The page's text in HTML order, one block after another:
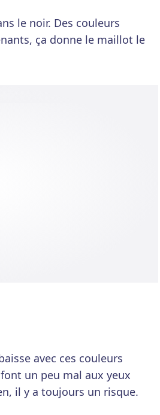
le noir. Des couleurs
ça donne le maillot le
avec ces couleurs
un peu mal aux yeux
il y a toujours un risque.